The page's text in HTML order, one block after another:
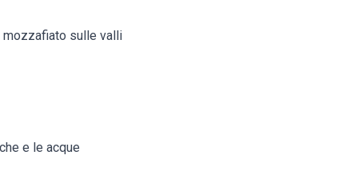
mozzafiato sulle valli
e le acque